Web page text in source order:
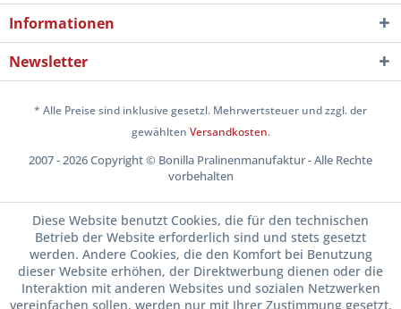
Informationen
Newsletter
* Alle Preise sind inklusive gesetzl. Mehrwertsteuer und zzgl. der
gewählten Versandkosten.
2007 - 2026 Copyright © Bonilla Pralinenmanufaktur - Alle Rechte
vorbehalten
Diese Website benutzt Cookies, die für den technischen
Betrieb der Website erforderlich sind und stets gesetzt
werden. Andere Cookies, die den Komfort bei Benutzung
dieser Website erhöhen, der Direktwerbung dienen oder die
Interaktion mit anderen Websites und sozialen Netzwerken
vereinfachen sollen, werden nur mit Ihrer Zustimmung gesetzt.